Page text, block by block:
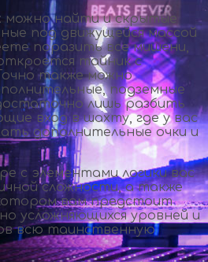
можно найти и скрытые
под движущейся массой
поразить все мишени,
тайник с
также можно
подземные
лишь разбить
вход в шахту, где у вас
дополнительные очки и
с элементами логики вас
сложности, а также
вам предстоит
усложняющихся уровней и
всю таинственную